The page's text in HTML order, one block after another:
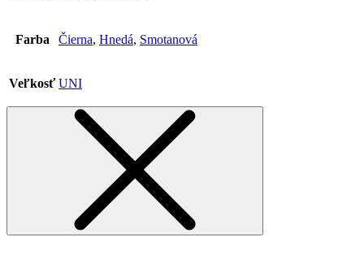
Farba Čierna, Hnedá, Smotanová
Veľkosť UNI